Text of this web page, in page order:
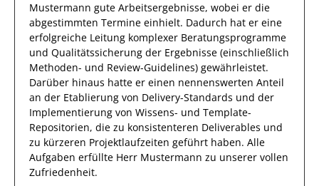
Mustermann gute Arbeitsergebnisse, wobei er die
abgestimmten Termine einhielt. Dadurch hat er eine
erfolgreiche Leitung komplexer Beratungsprogramme
und Qualitätssicherung der Ergebnisse (einschließlich
Methoden- und Review-Guidelines) gewährleistet.
Darüber hinaus hatte er einen nennenswerten Anteil
an der Etablierung von Delivery-Standards und der
Implementierung von Wissens- und Template-
Repositorien, die zu konsistenteren Deliverables und
zu kürzeren Projektlaufzeiten geführt haben. Alle
Aufgaben erfüllte Herr Mustermann zu unserer vollen
Zufriedenheit.